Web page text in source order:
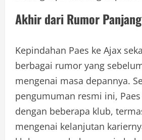
Akhir dari Rumor Panjang
Kepindahan Paes ke Ajax
berbagai rumor yang
mengenai masa depannya.
pengumuman resmi ini,
dengan beberapa klub,
mengenai kelanjutan